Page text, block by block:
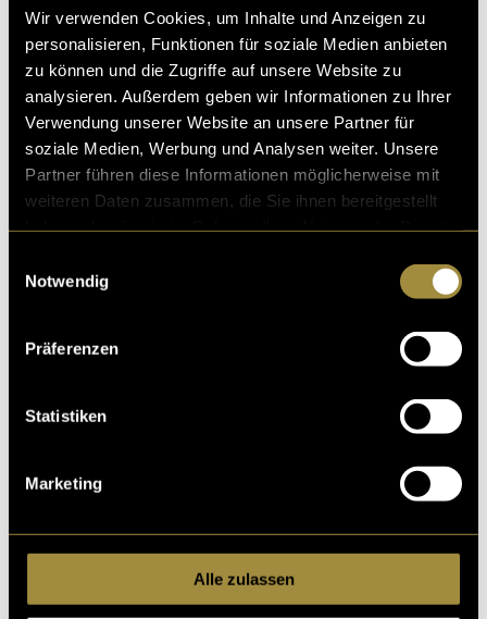
Wir verwenden Cookies, um Inhalte und Anzeigen zu
personalisieren, Funktionen für soziale Medien anbieten
zu können und die Zugriffe auf unsere Website zu
analysieren. Außerdem geben wir Informationen zu Ihrer
Verwendung unserer Website an unsere Partner für
soziale Medien, Werbung und Analysen weiter. Unsere
Partner führen diese Informationen möglicherweise mit
weiteren Daten zusammen, die Sie ihnen bereitgestellt
Notwendig
Präferenzen
Statistiken
Marketing
Alle zulassen
diesen Inhalt zu sehen.
Ähnliche Artikel